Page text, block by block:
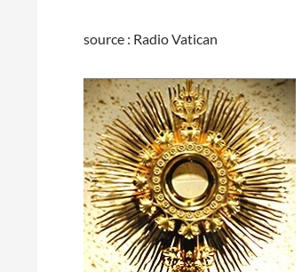
source : Radio Vatican